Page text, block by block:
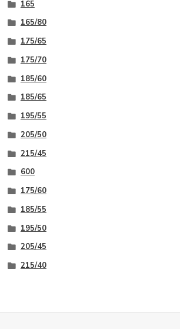
165
165/80
175/65
175/70
185/60
185/65
195/55
205/50
215/45
600
175/60
185/55
195/50
205/45
215/40